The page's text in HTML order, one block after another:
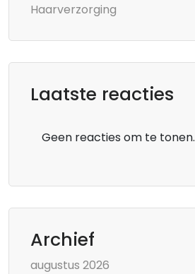
Haarverzorging
Laatste reacties
Geen reacties om te tonen.
Archief
augustus 2026